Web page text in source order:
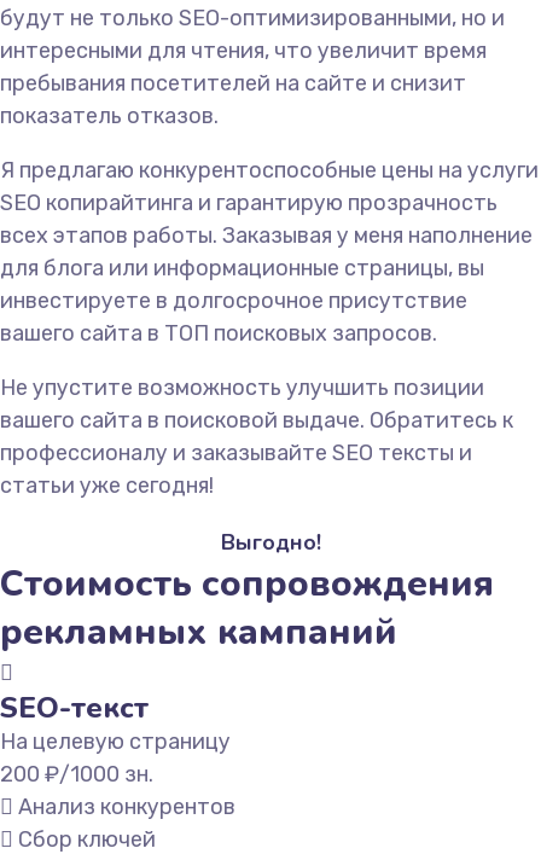
будут не только SEO-оптимизированными, но и
интересными для чтения, что увеличит время
пребывания посетителей на сайте и снизит
показатель отказов.
Я предлагаю конкурентоспособные цены на услуги
SEO копирайтинга и гарантирую прозрачность
всех этапов работы. Заказывая у меня наполнение
для блога или информационные страницы, вы
инвестируете в долгосрочное присутствие
вашего сайта в ТОП поисковых запросов.
Не упустите возможность улучшить позиции
вашего сайта в поисковой выдаче. Обратитесь к
профессионалу и заказывайте SEO тексты и
статьи уже сегодня!
Выгодно!
Стоимость сопровождения
рекламных кампаний
SEO-текст
На целевую страницу
200 ₽/1000 зн.
Анализ конкурентов
Сбор ключей